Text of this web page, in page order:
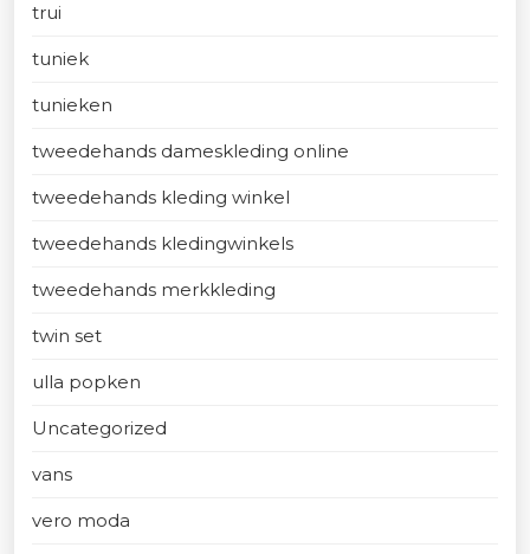
trui
tuniek
tunieken
tweedehands dameskleding online
tweedehands kleding winkel
tweedehands kledingwinkels
tweedehands merkkleding
twin set
ulla popken
Uncategorized
vans
vero moda